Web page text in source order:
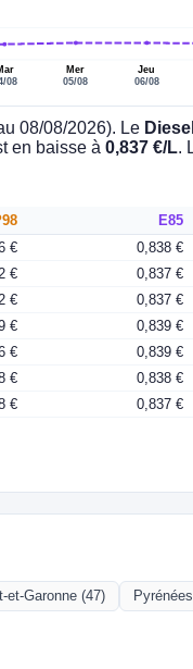
08
Mer
05/08
Jeu
06/08
08/08/2026). Le Diesel
en baisse à0,837 €/L.
E85
€ 0,838 €
€ 0,837 €
€ 0,837 €
€ 0,839 €
€ 0,839 €
€ 0,838 €
€ 0,837 €
et-Garonne (47)